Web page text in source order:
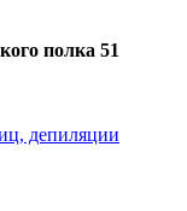
полка 51